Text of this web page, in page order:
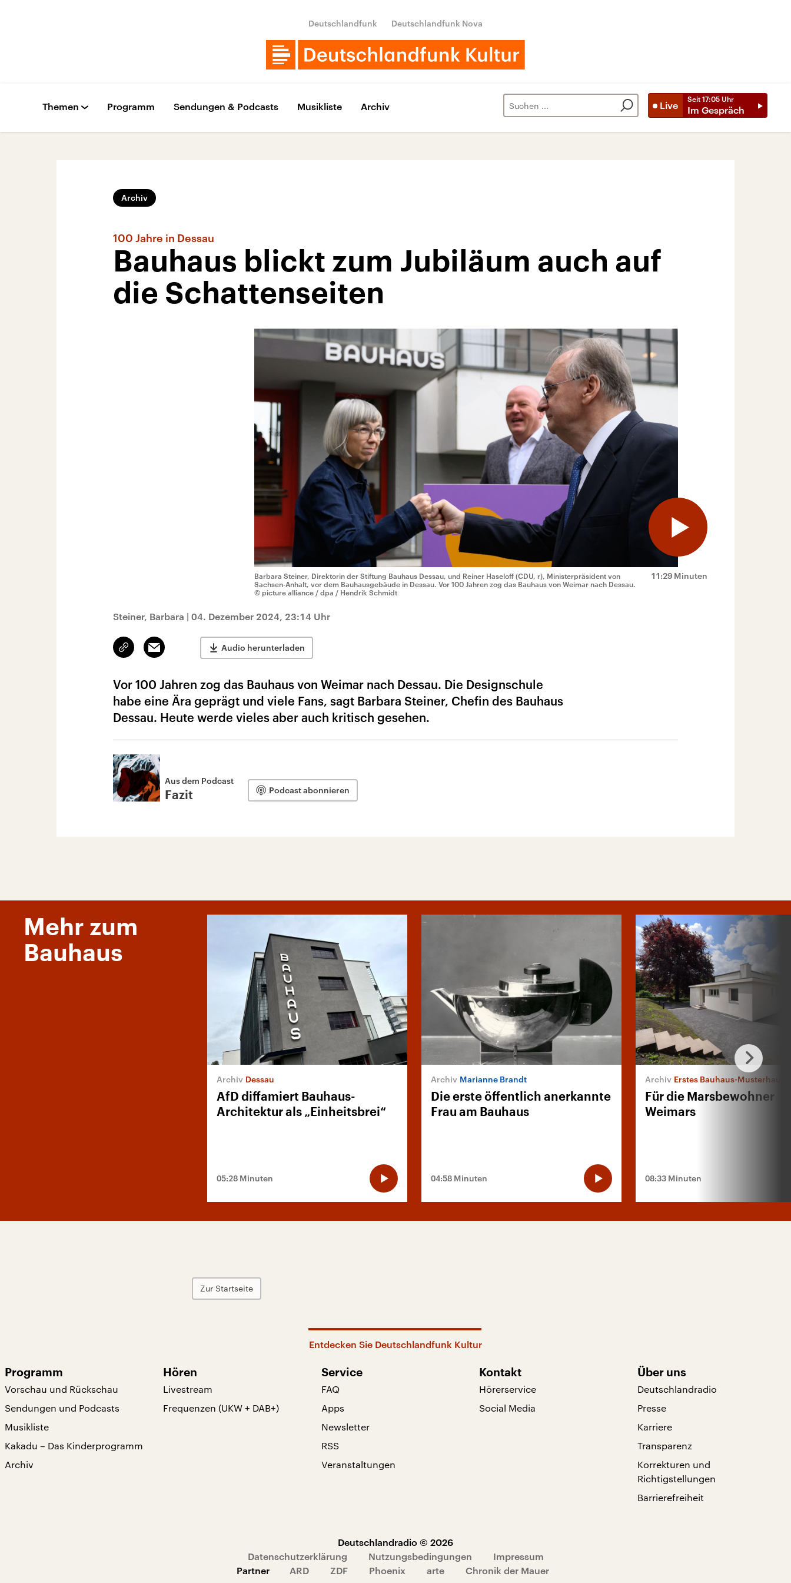
Deutschlandfunk Deutschlandfunk Nova
Live
Seit 17:05 Uhr
Im Gespräch
Themen Programm Sendungen & Podcasts Musikliste Archiv
Archiv
100 Jahre in Dessau
Bauhaus blickt zum Jubiläum auch auf
die Schattenseiten
11:29 Minuten
Barbara Steiner, Direktorin der Stiftung Bauhaus Dessau, und Reiner Haseloff (CDU, r), Ministerpräsident von
Sachsen-Anhalt, vor dem Bauhausgebäude in Dessau. Vor 100 Jahren zog das Bauhaus von Weimar nach Dessau.
© picture alliance / dpa / Hendrik Schmidt
Steiner, Barbara | 04. Dezember 2024, 23:14 Uhr
Link
kopieren/teilen
Email Audio herunterladen
Vor 100 Jahren zog das Bauhaus von Weimar nach Dessau. Die Designschule
habe eine Ära geprägt und viele Fans, sagt Barbara Steiner, Chefin des Bauhaus
Dessau. Heute werde vieles aber auch kritisch gesehen.
Aus dem Podcast
Fazit Podcast abonnieren
Mehr zum
Bauhaus
Dessau
AfD diffamiert Bauhaus-
Architektur als „Einheitsbrei“
05:28 Minuten
Marianne Brandt
Die erste öffentlich anerkannte
Frau am Bauhaus
04:58 Minuten
Erstes Bauhaus-Musterhaus
Für die Marsbewohner
Weimars
08:33 Minuten
Zur Startseite
Entdecken Sie Deutschlandfunk Kultur
Programm
Vorschau und Rückschau
Sendungen und Podcasts
Musikliste
Kakadu – Das Kinderprogramm
Archiv
Hören
Livestream
Frequenzen (UKW + DAB+)
Service
FAQ
Apps
Newsletter
RSS
Veranstaltungen
Kontakt
Hörerservice
Social Media
Über uns
Deutschlandradio
Presse
Karriere
Transparenz
Korrekturen und
Richtigstellungen
Barrierefreiheit
Deutschlandradio © 2026
Datenschutzerklärung
Nutzungsbedingungen
Impressum
Partner
ARD ZDF Phoenix arte Chronik der Mauer